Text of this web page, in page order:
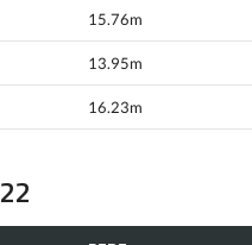
15.76m
13.95m
16.23m